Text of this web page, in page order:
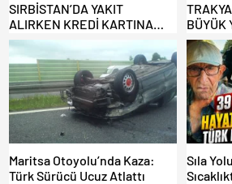
SIRBİSTAN’DA YAKIT
ALIRKEN KREDİ KARTINA
DİKKAT: MAĞDUR OLMAYIN!
BÜYÜK
Maritsa Otoyolu’nda Kaza:
Türk Sürücü Ucuz Atlattı
Sıla